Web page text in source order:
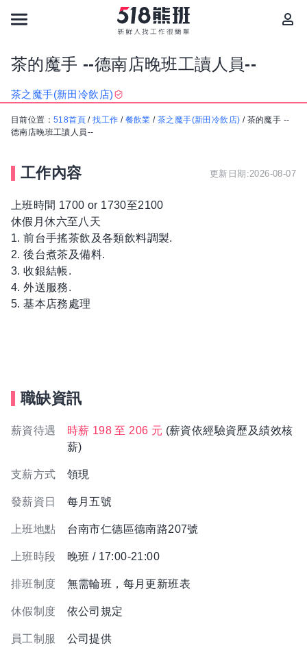
茶的魔手 --德南店晚班工讀人員--
茶之魔手(新田冷飲店)
目前位置： 518首頁 /找工作 / 餐飲業 /茶之魔手(新田冷飲店) / 茶的魔手 --
德南店晚班工讀人員--
工作內容 更新日期:2026-08-07
上班時間 1700 or 1730至2100
休假月休六至八天
1. 前台手搖茶飲及各類飲料調製.
2. 後台煮茶及備料.
3. 收銀結帳.
4. 外送服務.
5. 基本店務處理
職缺資訊
薪資待遇 時薪 198 至 206 元 (薪資依經驗資歷及績效核
薪)
支薪方式 領現
發薪資日 每月五號
上班地點 台南市仁德區德南路207號
上班時段 晚班 / 17:00-21:00
排班制度 無需輪班，每月更新班表
休假制度 依公司規定
員工制服 公司提供